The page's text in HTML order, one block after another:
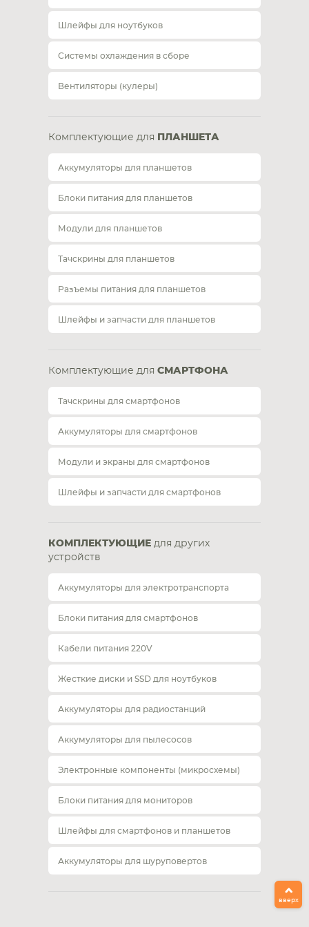
Шлейфы для ноутбуков
Системы охлаждения в сборе
Вентиляторы (кулеры)
Комплектующие для ПЛАНШЕТА
Аккумуляторы для планшетов
Блоки питания для планшетов
Модули для планшетов
Тачскрины для планшетов
Разъемы питания для планшетов
Шлейфы и запчасти для планшетов
Комплектующие для СМАРТФОНА
Тачскрины для смартфонов
Аккумуляторы для смартфонов
Модули и экраны для смартфонов
Шлейфы и запчасти для смартфонов
КОМПЛЕКТУЮЩИЕ для других
устройств
Аккумуляторы для электротранспорта
Блоки питания для смартфонов
Кабели питания 220V
Жесткие диски и SSD для ноутбуков
Аккумуляторы для радиостанций
Аккумуляторы для пылесосов
Электронные компоненты (микросхемы)
Блоки питания для мониторов
Шлейфы для смартфонов и планшетов
Аккумуляторы для шуруповертов
вверх